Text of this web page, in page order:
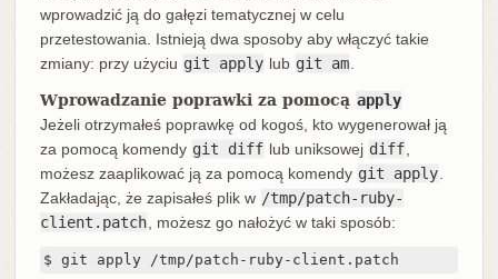
wprowadzić ją do gałęzi tematycznej w celu
przetestowania. Istnieją dwa sposoby aby włączyć takie
zmiany: przy użyciu git apply lub git am
Wprowadzanie poprawki za pomocą apply
Jeżeli otrzymałeś poprawkę od kogoś, kto wygenerował ją
za pomocą komendy git diff lub uniksowej diff
możesz zaaplikować ją za pomocą komendy git apply
Zakładając, że zapisałeś plik w /tmp/patch-ruby-
client.patch , możesz go nałożyć w taki sposób:
$ git apply /tmp/patch-ruby-client.patch